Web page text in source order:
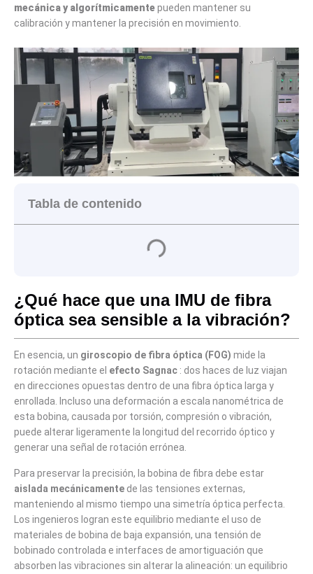
mecánica y algorítmicamentepueden mantener su
calibración y mantener la precisión en movimiento.
Tabla de contenido
¿Qué hace que una IMU de fibra
óptica sea sensible a la vibración?
En esencia, un giroscopio de fibra óptica (FOG) mide la
rotación mediante el efecto Sagnac : dos haces de luz viajan
en direcciones opuestas dentro de una fibra óptica larga y
enrollada. Incluso una deformación a escala nanométrica de
esta bobina, causada por torsión, compresión o vibración,
puede alterar ligeramente la longitud del recorrido óptico y
generar una señal de rotación errónea.
Para preservar la precisión, la bobina de fibra debe estar
aislada mecánicamente de las tensiones externas,
manteniendo al mismo tiempo una simetría óptica perfecta.
Los ingenieros logran este equilibrio mediante el uso de
materiales de bobina de baja expansión, una tensión de
bobinado controlada e interfaces de amortiguación que
absorben las vibraciones sin alterar la alineación: un equilibrio